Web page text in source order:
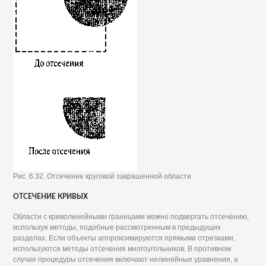
Рис. 6.32. Отсечение круговой закрашенной области
ОТСЕЧЕНИЕ КРИВЫХ
Области с криволинейными границами можно подвергать отсечению,
используя методы, подобные рассмотренным в предыдущих
разделах. Если объекты аппроксимируются прямыми отрезками,
используются методы отсечения многоугольников. В противном
случае процедуры отсечения включают нелинейные уравнения, а